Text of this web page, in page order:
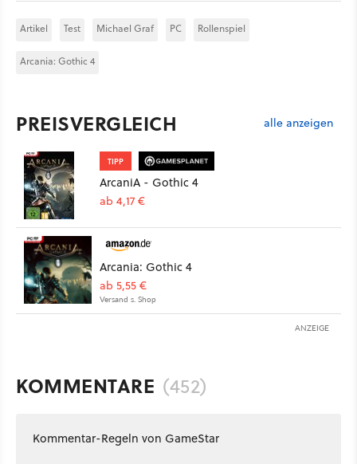
Artikel Test Michael Graf PC Rollenspiel
Arcania: Gothic 4
PREISVERGLEICH alle anzeigen
TIPP
ArcaniA - Gothic 4
ab 4,17 €
Arcania: Gothic 4
ab 5,55 €
Versand s. Shop
ANZEIGE
KOMMENTARE (452)
Kommentar-Regeln von GameStar